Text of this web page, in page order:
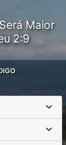
Maior
2:9